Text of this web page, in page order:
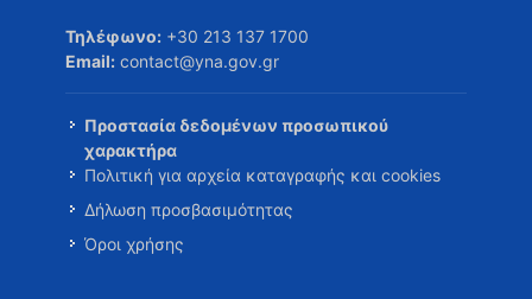
Τηλέφωνο: +30 213 137 1700
Email: contact@yna.gov.gr
Προστασία δεδομένων προσωπικού
χαρακτήρα
Πολιτική για αρχεία καταγραφής και cookies
Δήλωση προσβασιμότητας
Όροι χρήσης